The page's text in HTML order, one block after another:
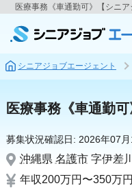
医療事務《車通勤可》【シニア
シニアジョブエージェント
医療事務《車通勤可
募集状況確認日: 2026年07月
沖縄県 名護市 字伊差
年収200万円〜350万円